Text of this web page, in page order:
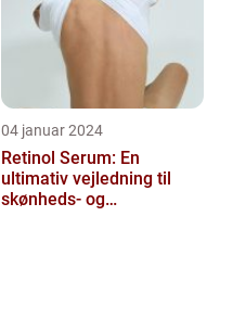
04 januar 2024
Retinol Serum: En
ultimativ vejledning til
skønheds- og